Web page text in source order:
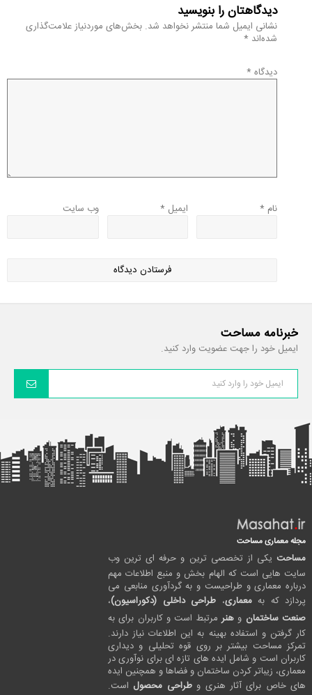
دیدگاهتان را بنویسید
نشانی ایمیل شما منتشر نخواهد شد. بخش‌های موردنیاز علامت‌گذاری
شده‌اند *
دیدگاه *
نام * ایمیل * وب‌ سایت
خبرنامه مساحت
ایمیل خود را جهت عضویت وارد کنید.
مجله معماری مساحت
مساحت یکی از تخصصی ترین و حرفه ای ترین وب
سایت هایی است که الهام بخش و منبع اطلاعات مهم
درباره معماری و طراحیست و به گردآوری منابعی می
پردازد که بهمعماری، طراحی داخلی (دکوراسیون)،
صنعت ساختمان و هنرمرتبط است و کاربران برای به
کار گرفتن و استفاده بهینه به این اطلاعات نیاز دارند.
تمرکز مساحت بیشتر بر روی قوه تحلیلی و دیداری
کاربران است و شامل ایده های تازه ای برای نوآوری در
معماری، زیباتر کردن ساختمان و فضاها و همچنین ایده
های خاص برای آثار هنری وطراحی محصول است.